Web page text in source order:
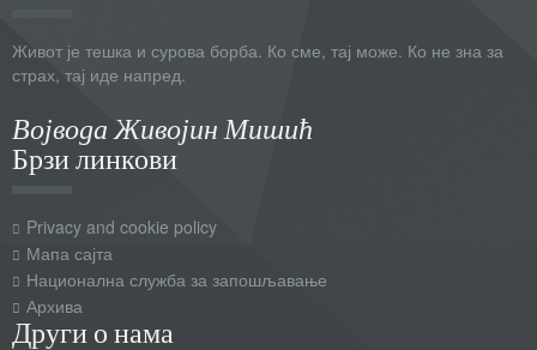
Живот је тешка и сурова борба. Ко сме, тај може. Ко не зна за
страх, тај иде напред.
Војвода Живојин Мишић
Брзи линкови
Privacy and cookie policy
Мапа сајта
Национална служба за запошљавање
Архива
Други о нама